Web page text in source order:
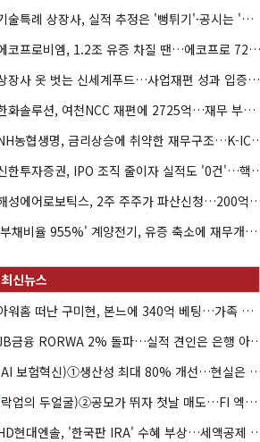
기술특례 상장사, 실적 추정은 '뻥튀기'·공시는 '누락'
에코프로비엠, 1.2조 유증 차질 땐…에코프로 7270억 '독박'
상장사 옷 벗는 신세계푸드…사업재편 성과 입증할까
한화솔루션, 여천NCC 재편에 2725억…재무 부담 커지나
NH농협생명, 금리상승에 취
신한투자증권, IPO 조직 줄
해성에어로보틱스, 2주 주주가 파산
'부채비율 955%' 계양전기, 유증 축소에 재무개선 효과 '뚝'
아워홈 떠난 구미현, 본느에 340억 베팅…가족 지배체제 구축
JB금융 RORWA 2% 돌파…실
(AI 보험혁신)①생산성 최대 80%
(락업의 두얼굴)②공모가 뛰자 첫날 매도…FI 엑시트 전략 갈렸다
HD현대엔솔, '한국판 IRA' 수혜